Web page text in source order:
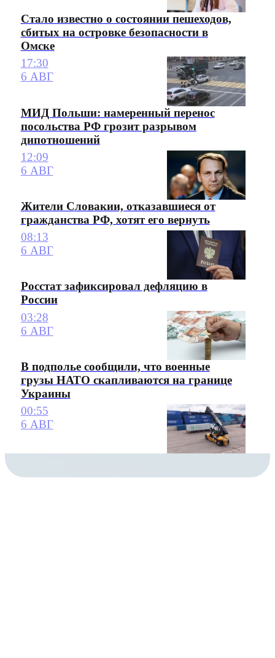
Стало известно о состоянии пешеходов,
сбитых на островке безопасности в
Омске
17:30
6 АВГ
МИД Польши: намеренный перенос
посольства РФ грозит разрывом
дипотношений
12:09
6 АВГ
Жители Словакии, отказавшиеся от
гражданства РФ, хотят его вернуть
08:13
6 АВГ
Росстат зафиксировал дефляцию в
России
03:28
6 АВГ
В подполье сообщили, что военные
грузы НАТО скапливаются на границе
Украины
00:55
6 АВГ